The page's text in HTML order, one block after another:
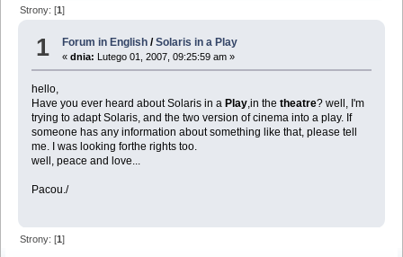
Strony: [1]
1 Forum in English /Solaris in a Play
«dnia: Lutego 01, 2007, 09:25:59 am »
hello,
Have you ever heard about Solaris in a Play,in the theatre? well, I'm
trying to adapt Solaris, and the two version of cinema into a play. If
someone has any information about something like that, please tell
me. I was looking forthe rights too.
well, peace and love...
Pacou./
Strony: [1]